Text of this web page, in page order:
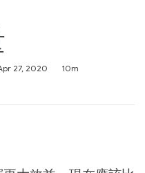
27, 2020
10m